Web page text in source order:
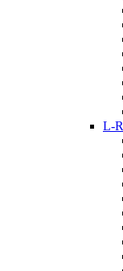
L-R